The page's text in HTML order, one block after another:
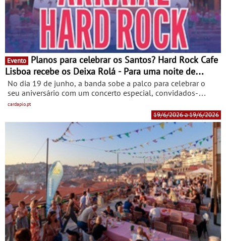
Evento
Lisboa recebe os Deixa Rolá - Para uma noite de
música ao vivo
No dia 19 de junho, a banda sobe a palco para celebrar o
seu aniversário com um concerto especial, convidados-
surpresa e muita animação. A música, a tradição e a animação
dos Santos Populares chegam ao Hard Rock Cafe Lisboa
com uma noite especial protagonizada pelos Deixa Rolá. No
dia 19 de junho, entre as 23h00 e a 01h00, a banda sobe ao
palco para um concerto que promete pôr todos a cantar e a
cardapio.pt
19/6/2026 a 19/6/2026